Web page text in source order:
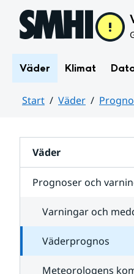
Hoppa till sidans innehåll
Väder Klimat
Start Väder
Väder
Prognoser och
Varningar och
Väderprognos
Meteorologens